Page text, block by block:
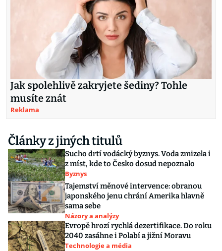
Jak spolehlivě zakryjete šediny? Tohle
musíte znát
Reklama
Články z jiných titulů
Sucho drtí vodácký byznys. Voda zmizela i
z míst, kde to Česko dosud nepoznalo
Byznys
Tajemství měnové intervence: obranou
japonského jenu chrání Amerika hlavně
sama sebe
Názory a analýzy
Evropě hrozí rychlá dezertifikace. Do roku
2040 zasáhne i Polabí a jižní Moravu
Technologie a média